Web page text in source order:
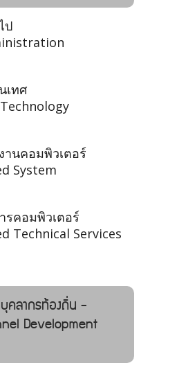
ป
เทศ
านคอมพิวเตอร์
System
รคอมพิวเตอร์
Technical Services
ลากรท้องถิ่น -
Development